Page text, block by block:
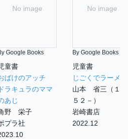
No image
Google Books
童書
ばけのアッチ
ドラキュラのママ
あじ
野 栄子
プラ社
No image
By Google Books
児童書
じごくでラーメン
山本 省三（１９
５２－）
岩崎書店
2022.12